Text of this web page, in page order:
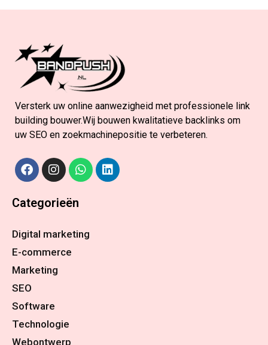
Versterk uw online aanwezigheid met professionele link
building bouwer.Wij bouwen kwalitatieve backlinks om
uw SEO en zoekmachinepositie te verbeteren.
Categorieën
Digital marketing
E-commerce
Marketing
SEO
Software
Technologie
Webontwerp